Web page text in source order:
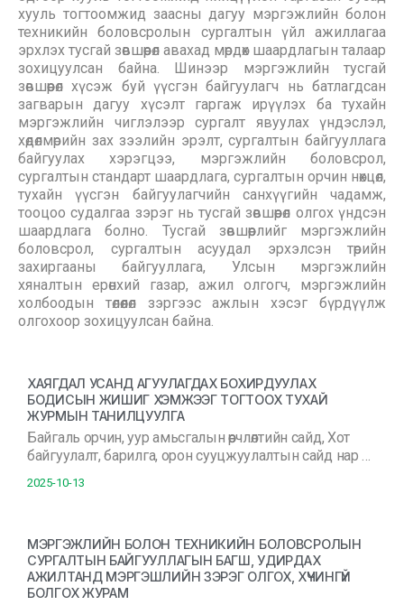
хууль тогтоомжид заасны дагуу мэргэжлийн болон
техникийн боловсролын сургалтын үйл ажиллагаа
эрхлэх тусгай зөвшөөрөл авахад мөрдөх шаардлагын талаар
зохицуулсан байна. Шинээр мэргэжлийн тусгай
зөвшөөрөл хүсэж буй үүсгэн байгуулагч нь батлагдсан
загварын дагуу хүсэлт гаргаж ирүүлэх ба тухайн
мэргэжлийн чиглэлээр сургалт явуулах үндэслэл,
хөдөлмөрийн зах зээлийн эрэлт, сургалтын байгууллага
байгуулах хэрэгцээ, мэргэжлийн боловсрол,
сургалтын стандарт шаардлага, сургалтын орчин нөхцөл,
тухайн үүсгэн байгуулагчийн санхүүгийн чадамж,
тооцоо судалгаа зэрэг нь тусгай зөвшөөрөл олгох үндсэн
шаардлага болно. Тусгай зөвшөөрлийг мэргэжлийн
боловсрол, сургалтын асуудал эрхэлсэн төрийн
захиргааны байгууллага, Улсын мэргэжлийн
хяналтын ерөнхий газар, ажил олгогч, мэргэжлийн
холбоодын төлөөлөл зэргээс ажлын хэсэг бүрдүүлж
олгохоор зохицуулсан байна.
ХАЯГДАЛ УСАНД АГУУЛАГДАХ БОХИРДУУЛАХ
БОДИСЫН ЖИШИГ ХЭМЖЭЭГ ТОГТООХ ТУХАЙ
ЖУРМЫН ТАНИЛЦУУЛГА
Байгаль орчин, уур амьсгалын өөрчлөлтийн сайд, Хот
байгуулалт, барилга, орон сууцжуулалтын сайд нар …
2025-10-13
МЭРГЭЖЛИЙН БОЛОН ТЕХНИКИЙН БОЛОВСРОЛЫН
СУРГАЛТЫН БАЙГУУЛЛАГЫН БАГШ, УДИРДАХ
АЖИЛТАНД МЭРГЭШЛИЙН ЗЭРЭГ ОЛГОХ, ХҮЧИНГҮЙ
БОЛГОХ ЖУРАМ